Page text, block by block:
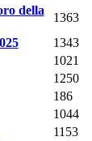
della
1363
1343
1021
1250
186
1044
1153